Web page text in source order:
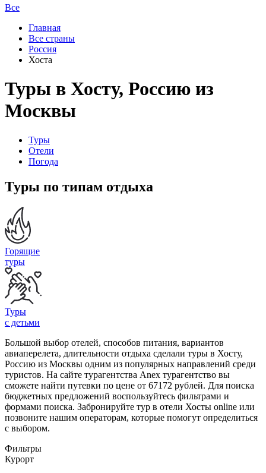
Все
Главная
Все страны
Россия
Хоста
Туры в Хосту, Россию из
Москвы
Туры
Отели
Погода
Туры по типам отдыха
Горящие
туры
Туры
с детьми
Большой выбор отелей, способов питания, вариантов
авиаперелета, длительности отдыха сделали туры в Хосту,
Россию из Москвы одним из популярных направлений среди
туристов. На сайте турагентства Anex турагентство вы
сможете найти путевки по цене от 67172 рублей. Для поиска
бюджетных предложений воспользуйтесь фильтрами и
формами поиска. Забронируйте тур в отели Хосты online или
позвоните нашим операторам, которые помогут определиться
с выбором.
Фильтры
Курорт